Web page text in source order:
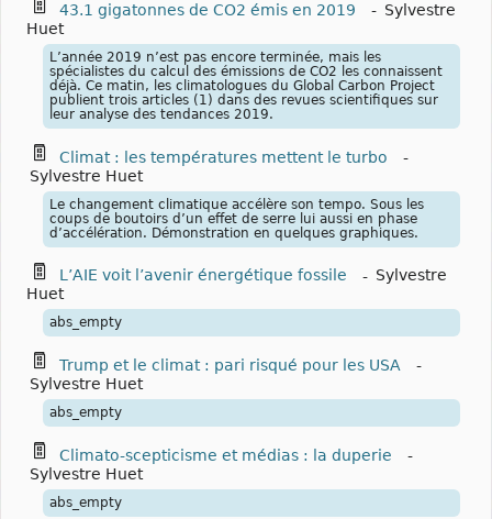
43.1 gigatonnes de CO2 émis en 2019 - Sylvestre
Huet
L’année 2019 n’est pas encore terminée, mais les
spécialistes du calcul des émissions de CO2 les connaissent
déjà. Ce matin, les climatologues du Global Carbon Project
publient trois articles (1) dans des revues scientifiques sur
leur analyse des tendances 2019.
Climat : les températures mettent le turbo
-
Sylvestre Huet
Le changement climatique accélère son tempo. Sous les
coups de boutoirs d’un effet de serre lui aussi en phase
d’accélération. Démonstration en quelques graphiques.
L’AIE voit l’avenir énergétique fossile - Sylvestre
Huet
abs_empty
Trump et le climat : pari risqué pour les USA
-
Sylvestre Huet
abs_empty
Climato-scepticisme et médias : la duperie
-
Sylvestre Huet
abs_empty